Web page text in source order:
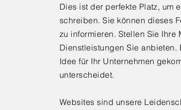
Dies ist der perfekte Platz, um
schreiben. Sie können dieses
zu informieren. Stellen Sie
Dienstleistungen Sie anbieten.
Idee für Ihr Unternehmen
unterscheidet.
Websites sind unsere